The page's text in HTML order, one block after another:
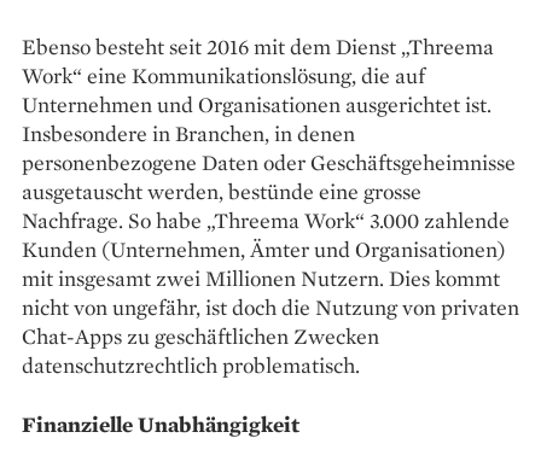
Ebenso besteht seit 2016 mit dem Dienst „Threema
Work“ eine Kommunikationslösung, die auf
Unternehmen und Organisationen ausgerichtet ist.
Insbesondere in Branchen, in denen
personenbezogene Daten oder Geschäftsgeheimnisse
ausgetauscht werden, bestünde eine grosse
Nachfrage. So habe „Threema Work“ 3.000 zahlende
Kunden (Unternehmen, Ämter und Organisationen)
mit insgesamt zwei Millionen Nutzern. Dies kommt
nicht von ungefähr, ist doch die Nutzung von privaten
Chat-Apps zu geschäftlichen Zwecken
datenschutzrechtlich problematisch.
Finanzielle Unabhängigkeit